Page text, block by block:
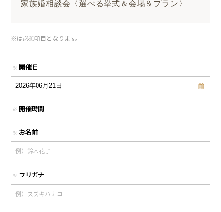
家族婚相談会〈選べる挙式＆会場＆プラン〉
※は必須項目となります。
※ 開催日
※ 開催時間
※ お名前
※ フリガナ